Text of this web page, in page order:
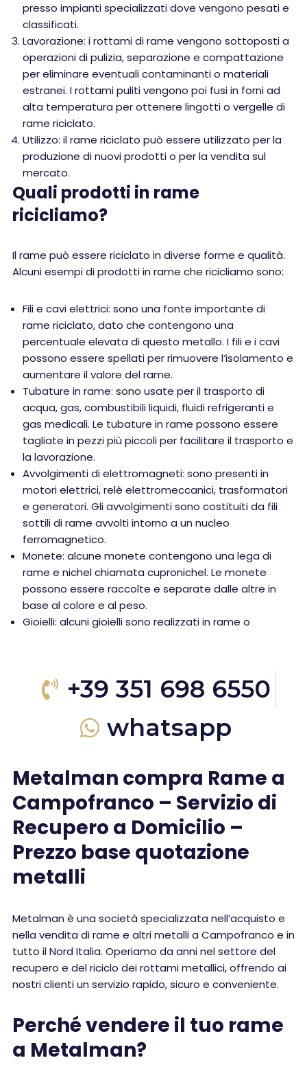
presso impianti specializzati dove vengono pesati e
classificati.
Lavorazione: i rottami di rame vengono sottoposti a
operazioni di pulizia, separazione e compattazione
per eliminare eventuali contaminanti o materiali
estranei. I rottami puliti vengono poi fusi in forni ad
alta temperatura per ottenere lingotti o vergelle di
rame riciclato.
Utilizzo: il rame riciclato può essere utilizzato per la
produzione di nuovi prodotti o per la vendita sul
mercato.
Quali prodotti in rame
ricicliamo?
Il rame può essere riciclato in diverse forme e qualità.
Alcuni esempi di prodotti in rame che ricicliamo sono:
Fili e cavi elettrici: sono una fonte importante di
rame riciclato, dato che contengono una
percentuale elevata di questo metallo. I fili e i cavi
possono essere spellati per rimuovere l’isolamento e
aumentare il valore del rame.
Tubature in rame: sono usate per il trasporto di
acqua, gas, combustibili liquidi, fluidi refrigeranti e
gas medicali. Le tubature in rame possono essere
tagliate in pezzi più piccoli per facilitare il trasporto e
la lavorazione.
Avvolgimenti di elettromagneti: sono presenti in
motori elettrici, relè elettromeccanici, trasformatori
e generatori. Gli avvolgimenti sono costituiti da fili
sottili di rame avvolti intorno a un nucleo
ferromagnetico.
Monete: alcune monete contengono una lega di
rame e nichel chiamata cupronichel. Le monete
possono essere raccolte e separate dalle altre in
base al colore e al peso.
Gioielli: alcuni gioielli sono realizzati in rame o
+39 351 698 6550
whatsapp
Metalman compra Rame a
Campofranco – Servizio di
Recupero a Domicilio –
Prezzo base quotazione
metalli
Metalman è una società specializzata nell’acquisto e
nella vendita di rame e altri metalli a Campofranco e in
tutto il Nord Italia. Operiamo da anni nel settore del
recupero e del riciclo dei rottami metallici, offrendo ai
nostri clienti un servizio rapido, sicuro e conveniente.
Perché vendere il tuo rame
a Metalman?